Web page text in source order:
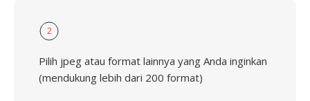
2
Pilih jpeg atau format lainnya yang Anda inginkan
(mendukung lebih dari 200 format)